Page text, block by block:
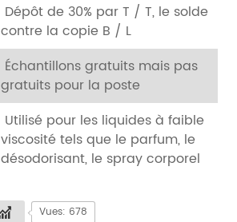
Dépôt de 30% par T / T, le solde
contre la copie B / L
Échantillons gratuits mais pas
gratuits pour la poste
Utilisé pour les liquides à faible
viscosité tels que le parfum, le
désodorisant, le spray corporel
Vues: 678